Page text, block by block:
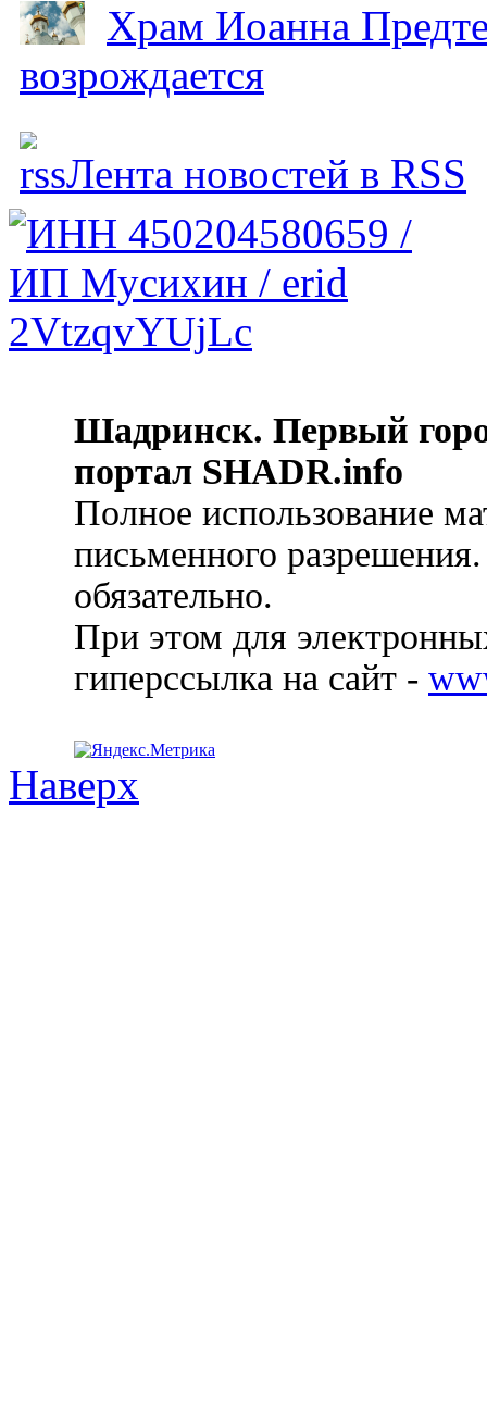
Храм Иоанна
возрождается
Лента новостей в RSS
Шадринск. Первый
портал SHADR.info
Полное использование
письменного
обязательно.
При этом для
гиперссылка на сайт -
Наверх